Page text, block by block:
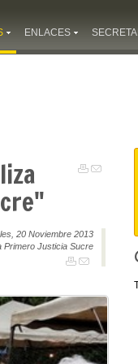
ENLACES
20 Noviembre 2013
Primero Justicia Sucre